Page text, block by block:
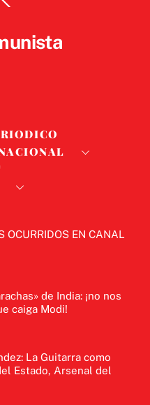
To
OCURRIDOS EN CANAL
de India: ¡no nos
caiga Modi!
La Guitarra como
Estado, Arsenal del